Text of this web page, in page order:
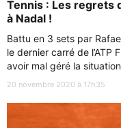
Tennis : Les regrets
à Nadal !
Battu en 3 sets par
le dernier carré de
avoir mal géré la
20 novembre 2020 à 17h35